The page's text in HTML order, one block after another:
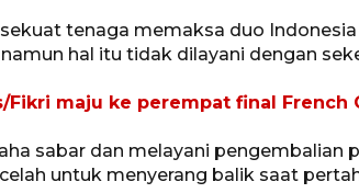
tenaga memaksa duo
hal itu tidak dilayani dengan
Fikri maju ke perempat final French
sabar dan melayani pengembalian
untuk menyerang balik saat